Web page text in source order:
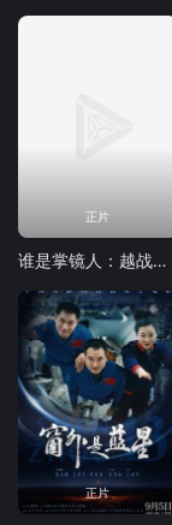
正片
谁是掌镜人：越战经典照片之谜
正片